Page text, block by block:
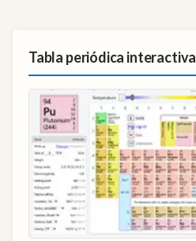
Tabla periódica interactiva